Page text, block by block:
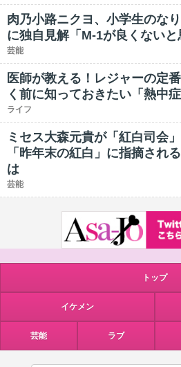
肉乃小路ニクヨ、小学生のな
に独自見解「M-1が良くないと
芸能
医師が教える！レジャーの定
く前に知っておきたい「熱中
ライフ
ミセス大森元貴が「紅白司会
「昨年末の紅白」に指摘され
は
芸能
トップ
イケメン
芸能 ラブ